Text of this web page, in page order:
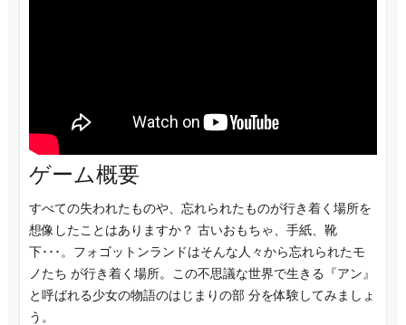
ゲーム概要
すべての失われたものや、忘れられたものが行き着く場所を
想像したことはありますか？ 古いおもちゃ、手紙、靴
下･･･。フォゴットンランドはそんな人々から忘れられたモ
ノたち が行き着く場所。この不思議な世界で生きる『アン』
と呼ばれる少女の物語のはじまりの部 分を体験してみましょ
う。